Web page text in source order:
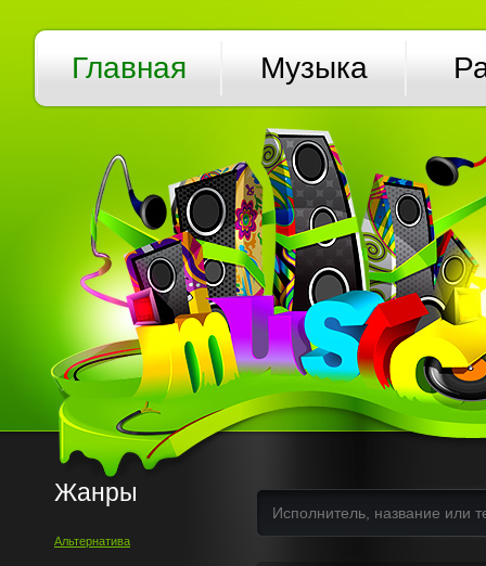
Главная Музыка
Жанры
Альтернатива